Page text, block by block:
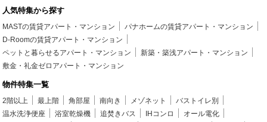
人気特集から探す
MASTの賃貸アパート・マンション
パナホームの賃貸アパート・マンション
D-Roomの賃貸アパート・マンション
ペットと暮らせるアパート・マンション
新築・築浅アパート・マンション
敷金・礼金ゼロアパート・マンション
物件特集一覧
2階以上 最上階 角部屋 南向き メゾネット
バストイレ別
温水洗浄便座
浴室乾燥機 追焚きバス IHコンロ
オール電化